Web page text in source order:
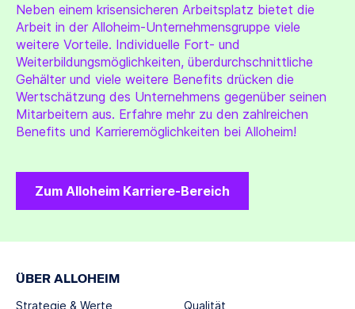
Neben einem krisensicheren Arbeitsplatz bietet die
Arbeit in der Alloheim-Unternehmensgruppe viele
weitere Vorteile. Individuelle Fort- und
Weiterbildungsmöglichkeiten, überdurchschnittliche
Gehälter und viele weitere Benefits drücken die
Wertschätzung des Unternehmens gegenüber seinen
Mitarbeitern aus. Erfahre mehr zu den zahlreichen
Benefits und Karrieremöglichkeiten bei Alloheim!
Zum Alloheim Karriere-Bereich
ÜBER ALLOHEIM
Strategie & Werte
Qualität